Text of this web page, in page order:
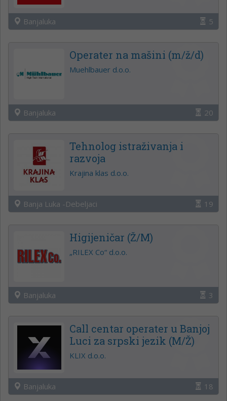
Banjaluka 5
Operater na mašini (m/ž/d)
Muehlbauer d.o.o.
Banjaluka 20
Tehnolog istraživanja i
razvoja
Krajina klas d.o.o.
Banja Luka -Debeljaci 19
Higijeničar (Ž/M)
„RILEX Co“ d.o.o.
Banjaluka 3
Call centar operater u Banjoj
Luci za srpski jezik (M/Ž)
KLIX d.o.o.
Banjaluka 18